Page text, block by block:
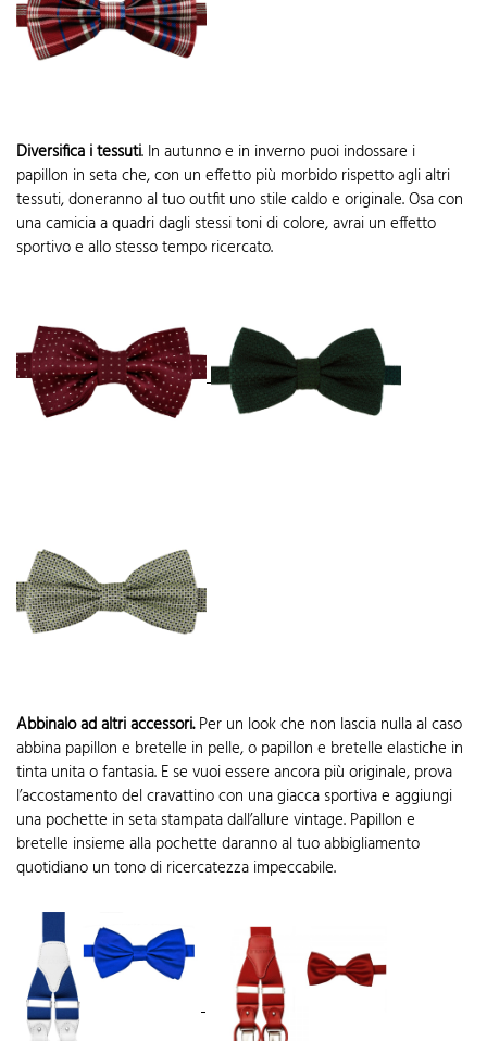
Diversifica i tessuti. In autunno e in inverno puoi indossare i
papillon in seta che, con un effetto più morbido rispetto agli altri
tessuti, doneranno al tuo outfit uno stile caldo e originale. Osa con
una camicia a quadri dagli stessi toni di colore, avrai un effetto
sportivo e allo stesso tempo ricercato.
Abbinalo ad altri accessori.Per un look che non lascia nulla al caso
abbina papillon e bretelle in pelle, o papillon e bretelle elastiche in
tinta unita o fantasia. E se vuoi essere ancora più originale, prova
l’accostamento del cravattino con una giacca sportiva e aggiungi
una pochette in seta stampata dall’allure vintage. Papillon e
bretelle insieme alla pochette daranno al tuo abbigliamento
quotidiano un tono di ricercatezza impeccabile.